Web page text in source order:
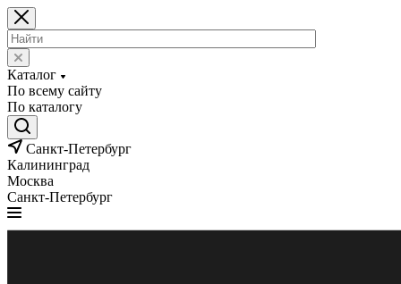
Каталог
По всему сайту
По каталогу
Санкт-Петербург
Калининград
Москва
Санкт-Петербург